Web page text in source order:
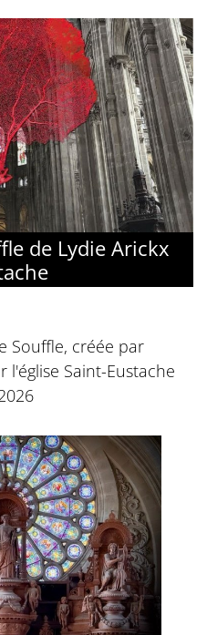
de Lydie Arickx
Souffle, créée par
l'église Saint-Eustache